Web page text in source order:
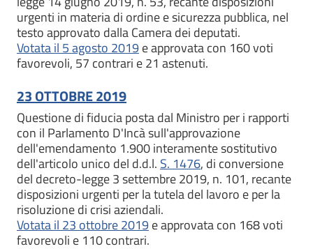
urgenti in materia di ordine e sicurezza pubblica, nel
testo approvato dalla Camera dei deputati.
Votata il 5 agosto 2019e approvata con 160 voti
favorevoli, 57 contrari e 21 astenuti.
23 OTTOBRE 2019
Questione di fiducia posta dal Ministro per i rapporti
con il Parlamento D'Incà sull'approvazione
dell'emendamento 1.900 interamente sostitutivo
dell'articolo unico del d.d.l. S. 1476, di conversione
del decreto-legge 3 settembre 2019, n. 101, recante
disposizioni urgenti per la tutela del lavoro e per la
risoluzione di crisi aziendali.
Votata il 23 ottobre 2019e approvata con 168 voti
favorevoli e 110 contrari.